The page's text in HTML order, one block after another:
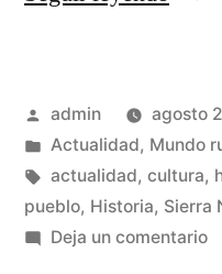
el
de
Publicado
por
admin
agosto
Publicado
en
Actualidad, Mundo
Etiquetas:
actualidad, cultura,
pueblo, Historia, Sierra
Deja un comentarioen